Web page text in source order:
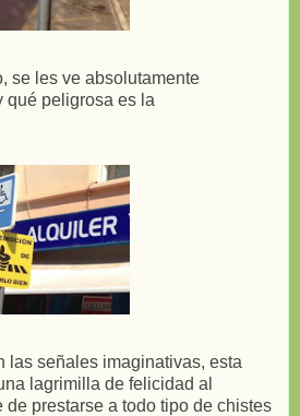
se les ve absolutamente
qué peligrosa es la
las señales imaginativas, esta
lagrimilla de felicidad al
de prestarse a todo tipo de chistes